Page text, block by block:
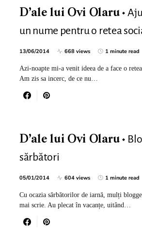
D’ale lui Ovi Olaru
un nume pentru o retea
13/06/2014 668 views 1 minute read
Azi-noapte mi-a venit ideea de a face o retea
Am zis sa incerc, de ce nu…
D’ale lui Ovi Olaru
sărbători
05/01/2014 604 views 1 minute read
Cu ocazia sărbătorilor de iarnă, mulți
mai scrie. Au plecat în vacanțe, uitând…